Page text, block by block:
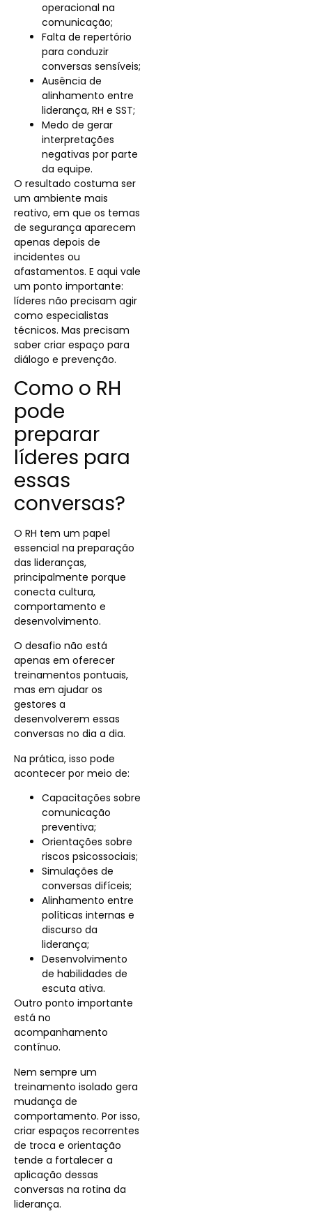
operacional na
comunicação;
Falta de repertório
para conduzir
conversas sensíveis;
Ausência de
alinhamento entre
liderança, RH e SST;
Medo de gerar
interpretações
negativas por parte
da equipe.
O resultado costuma ser
um ambiente mais
reativo, em que os temas
de segurança aparecem
apenas depois de
incidentes ou
afastamentos. E aqui vale
um ponto importante:
líderes não precisam agir
como especialistas
técnicos. Mas precisam
saber criar espaço para
diálogo e prevenção.
Como o RH
pode
preparar
líderes para
essas
conversas?
O RH tem um papel
essencial na preparação
das lideranças,
principalmente porque
conecta cultura,
comportamento e
desenvolvimento.
O desafio não está
apenas em oferecer
treinamentos pontuais,
mas em ajudar os
gestores a
desenvolverem essas
conversas no dia a dia.
Na prática, isso pode
acontecer por meio de:
Capacitações sobre
comunicação
preventiva;
Orientações sobre
riscos psicossociais;
Simulações de
conversas difíceis;
Alinhamento entre
políticas internas e
discurso da
liderança;
Desenvolvimento
de habilidades de
escuta ativa.
Outro ponto importante
está no
acompanhamento
contínuo.
Nem sempre um
treinamento isolado gera
mudança de
comportamento. Por isso,
criar espaços recorrentes
de troca e orientação
tende a fortalecer a
aplicação dessas
conversas na rotina da
liderança.